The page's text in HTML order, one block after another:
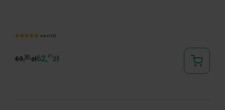
4.9 (173)
69,90zł62,91 zł